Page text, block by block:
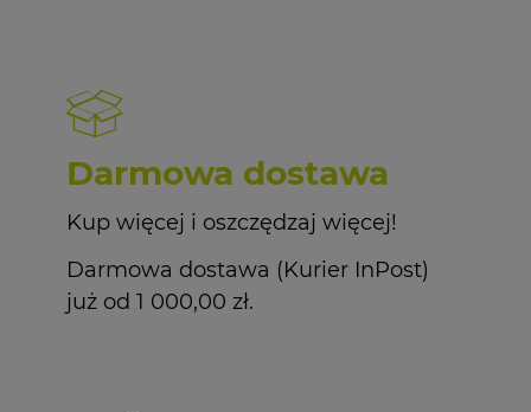
Darmowa dostawa
Kup więcej i oszczędzaj więcej!
Darmowa dostawa (Kurier InPost)
już od 1 000,00 zł.